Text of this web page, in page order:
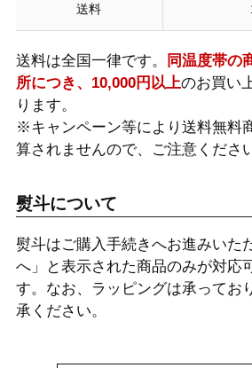
送料
送料は全国一律です。
同温度帯の
所につき、10,000円以上のお買い
ります。
※キャンペーン等により送料無料
算されませんので、ご注意くださ
熨斗について
熨斗はご購入手続きへお進みいた
へ」と表示された商品のみが対応
す。なお、ラッピングは承ってお
承ください。